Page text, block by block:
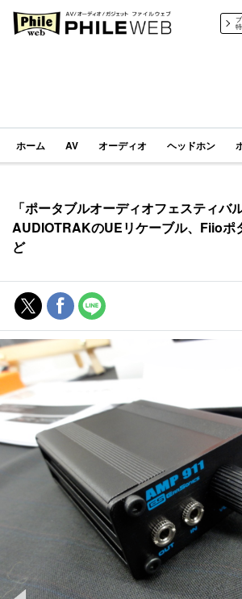
PHILE WEB｜AV/オーディオ/ガジェッ
ホーム AV オーディオ ヘッドホン
「ポータブルオーディオフェスティバ
AUDIOTRAKのUEリケーブル、Fiioポ
ど